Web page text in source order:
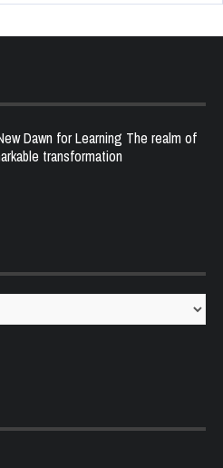
Dawn for Learning The realm of
transformation